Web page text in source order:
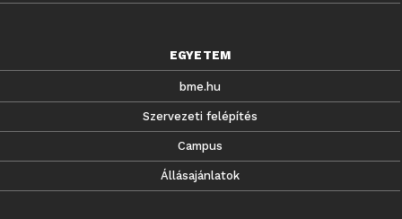
EGYETEM
bme.hu
Szervezeti felépítés
Campus
Állásajánlatok